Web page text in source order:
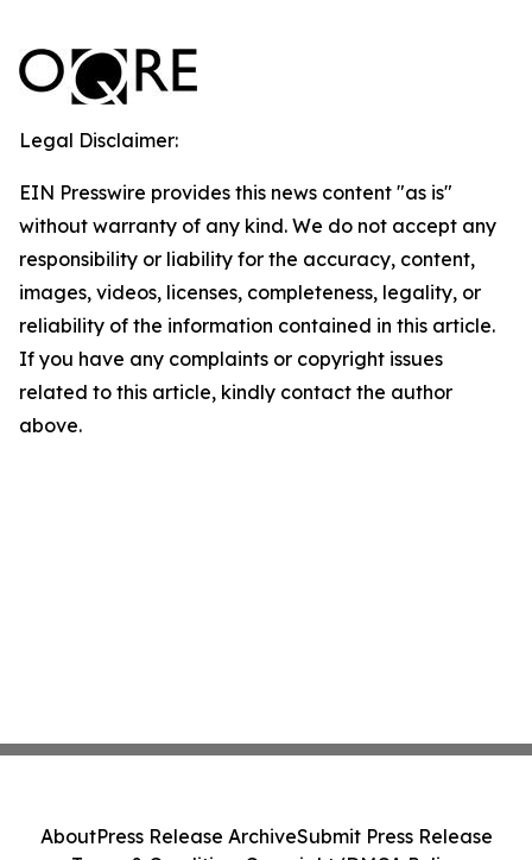
Legal Disclaimer:
EIN Presswire provides this news content "as is"
without warranty of any kind. We do not accept any
responsibility or liability for the accuracy, content,
images, videos, licenses, completeness, legality, or
reliability of the information contained in this article.
If you have any complaints or copyright issues
related to this article, kindly contact the author
above.
AboutPress Release ArchiveSubmit Press Release